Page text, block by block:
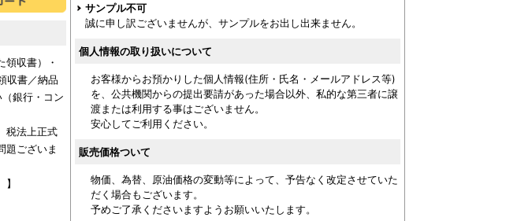
領収書）・
収書／納品
銀行・コン
税法上正式
題ございま
サンプル不可
誠に申し訳ございませんが、サンプルをお出し出来ません。
個人情報の取り扱いについて
お客様からお預かりした個人情報(住所・氏名・メールアドレス等)
を、公共機関からの提出要請があった場合以外、私的な第三者に譲
渡または利用する事はございません。
安心してご利用ください。
販売価格ついて
物価、為替、原油価格の変動等によって、予告なく改定させていた
だく場合もございます。
予めご了承くださいますようお願いいたします。